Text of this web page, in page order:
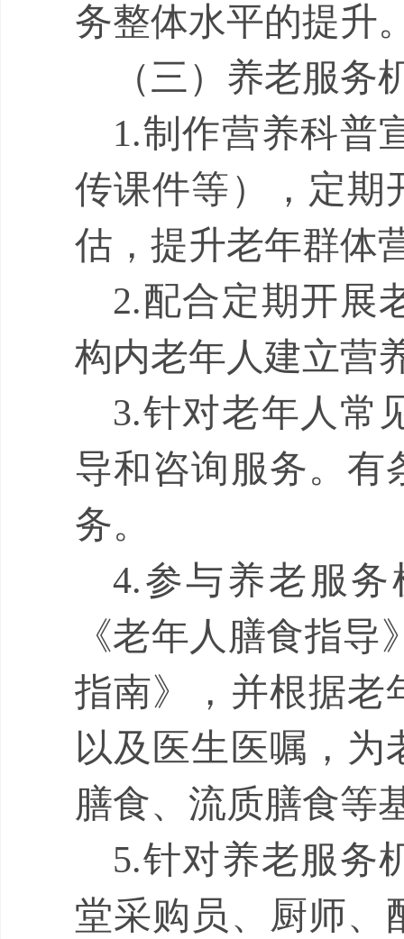
务整体水平的提升
（三）养老服务
1.制作营养科普
传课件等），定期
估，提升老年群体
2.配合定期开展
构内老年人建立营
3.针对老年人常
导和咨询服务。有
务。
4.参与养老服
《老年人膳食指导
指南》，并根据老
以及医生医嘱，为
膳食、流质膳食等
5.针对养老服务
堂采购员、厨师、